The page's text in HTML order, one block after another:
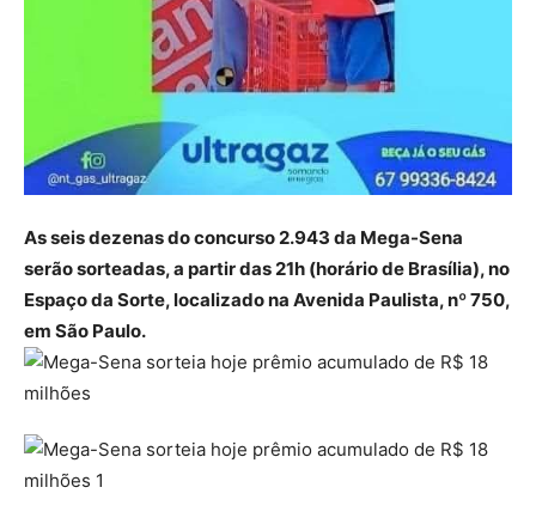
As seis dezenas do concurso 2.943 da Mega-Sena
serão sorteadas, a partir das 21h (horário de Brasília), no
Espaço da Sorte, localizado na Avenida Paulista, nº 750,
em São Paulo.